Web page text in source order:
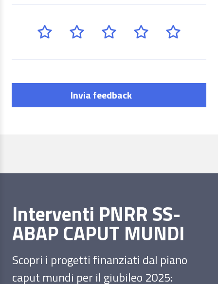
Invia feedback
Interventi PNRR SS-
ABAP CAPUT MUNDI
Scopri i progetti finanziati dal piano
caput mundi per il giubileo 2025: